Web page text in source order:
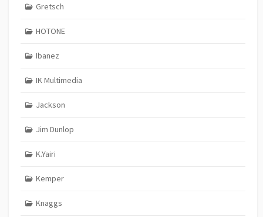
Gretsch
HOTONE
Ibanez
IK Multimedia
Jackson
Jim Dunlop
K.Yairi
Kemper
Knaggs